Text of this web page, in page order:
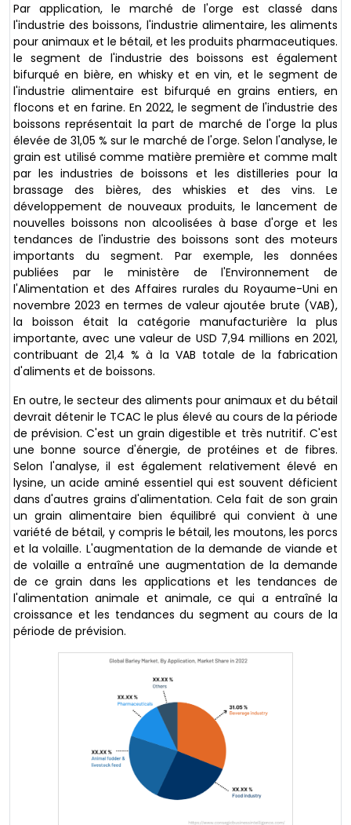
Par application, le marché de l'orge est classé dans
l'industrie des boissons, l'industrie alimentaire, les aliments
pour animaux et le bétail, et les produits pharmaceutiques.
le segment de l'industrie des boissons est également
bifurqué en bière, en whisky et en vin, et le segment de
l'industrie alimentaire est bifurqué en grains entiers, en
flocons et en farine. En 2022, le segment de l'industrie des
boissons représentait la part de marché de l'orge la plus
élevée de 31,05 % sur le marché de l'orge. Selon l'analyse, le
grain est utilisé comme matière première et comme malt
par les industries de boissons et les distilleries pour la
brassage des bières, des whiskies et des vins. Le
développement de nouveaux produits, le lancement de
nouvelles boissons non alcoolisées à base d'orge et les
tendances de l'industrie des boissons sont des moteurs
importants du segment. Par exemple, les données
publiées par le ministère de l'Environnement de
l'Alimentation et des Affaires rurales du Royaume-Uni en
novembre 2023 en termes de valeur ajoutée brute (VAB),
la boisson était la catégorie manufacturière la plus
importante, avec une valeur de USD 7,94 millions en 2021,
contribuant de 21,4 % à la VAB totale de la fabrication
d'aliments et de boissons.
En outre, le secteur des aliments pour animaux et du bétail
devrait détenir le TCAC le plus élevé au cours de la période
de prévision. C'est un grain digestible et très nutritif. C'est
une bonne source d'énergie, de protéines et de fibres.
Selon l'analyse, il est également relativement élevé en
lysine, un acide aminé essentiel qui est souvent déficient
dans d'autres grains d'alimentation. Cela fait de son grain
un grain alimentaire bien équilibré qui convient à une
variété de bétail, y compris le bétail, les moutons, les porcs
et la volaille. L'augmentation de la demande de viande et
de volaille a entraîné une augmentation de la demande
de ce grain dans les applications et les tendances de
l'alimentation animale et animale, ce qui a entraîné la
croissance et les tendances du segment au cours de la
période de prévision.